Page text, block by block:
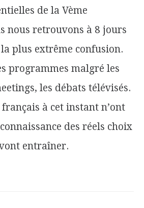
de la Vème
nous retrouvons à 8 jours
plus extrême confusion.
programmes malgré les
les débats télévisés.
à cet instant n’ont
des réels choix
entraîner.